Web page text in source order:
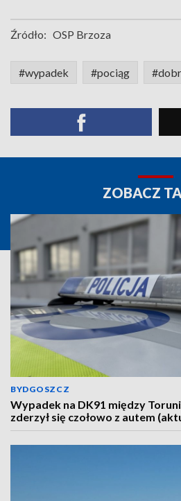
Źródło: OSP Brzoza
#wypadek #pociąg
ZOBACZ
BYDGOSZCZ
Wypadek na DK91 między
zderzył się czołowo z autem